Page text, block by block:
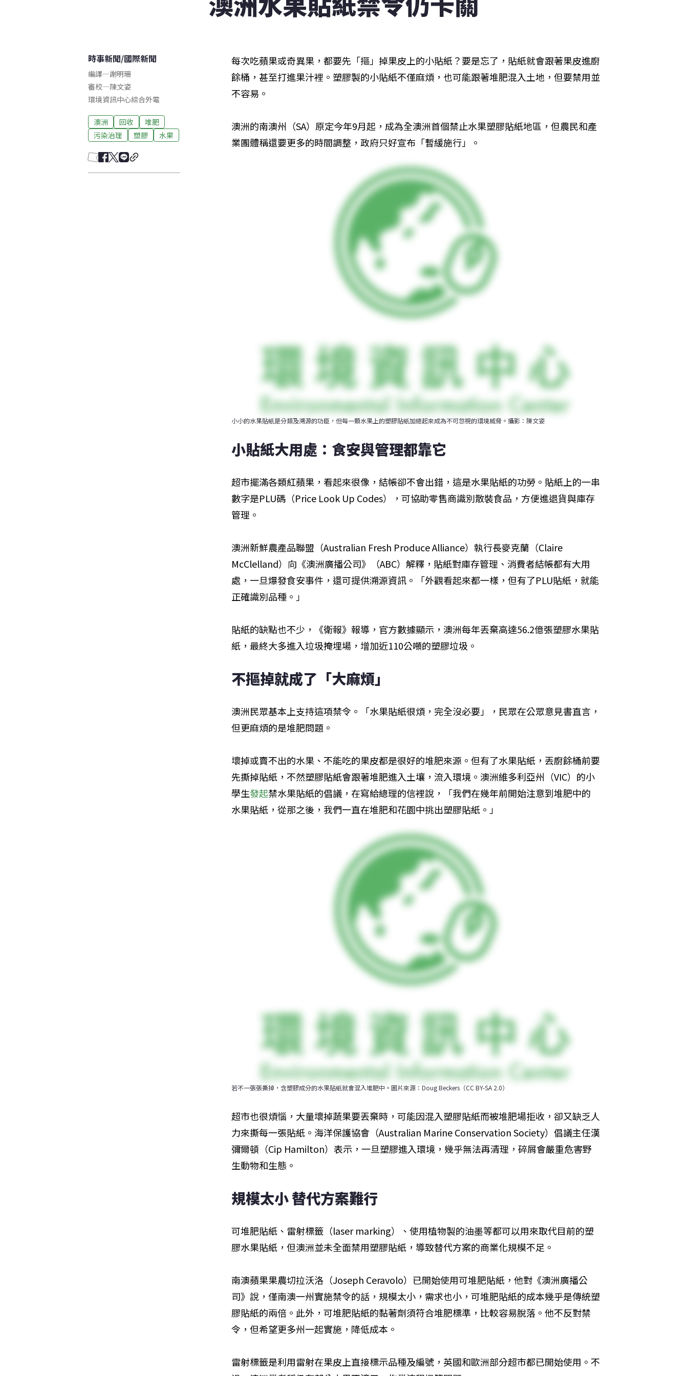
時事新聞/國際新聞
編譯—謝明珊
審校—陳文姿
環境資訊中心綜合外電
澳洲 回收
堆肥
污染治理
塑膠 水果
每次吃蘋果或奇異果，都要先「摳」掉果皮上的小貼紙？要是忘了，貼紙就會跟著果皮進廚
餘桶，甚至打進果汁裡。塑膠製的小貼紙不僅麻煩，也可能跟著堆肥混入土地，但要禁用並
不容易。
澳洲的南澳州（SA）原定今年9月起，成為全澳洲首個禁止水果塑膠貼紙地區，但農民和產
業團體稱還要更多的時間調整，政府只好宣布「暫緩施行」。
小小的水果貼紙是分類及溯源的功臣，但每一顆水果上的塑膠貼紙加總起來成為不可忽視的環境威脅。攝影：陳文姿
小貼紙大用處：食安與管理都靠它
超市擺滿各類紅蘋果，看起來很像，結帳卻不會出錯，這是水果貼紙的功勞。貼紙上的一串
數字是PLU碼（Price Look Up Codes），可協助零售商識別散裝食品，方便進退貨與庫存
管理。
澳洲新鮮農產品聯盟（Australian Fresh Produce Alliance）執行長麥克蘭（Claire
McClelland）向《澳洲廣播公司》（ABC）解釋，貼紙對庫存管理、消費者結帳都有大用
處，一旦爆發食安事件，還可提供溯源資訊。「外觀看起來都一樣，但有了PLU貼紙，就能
正確識別品種。」
貼紙的缺點也不少，《衛報》報導，官方數據顯示，澳洲每年丟棄高達56.2億張塑膠水果貼
紙，最終大多進入垃圾掩埋場，增加近110公噸的塑膠垃圾。
不摳掉就成了「大麻煩」
澳洲民眾基本上支持這項禁令。「水果貼紙很煩，完全沒必要」，民眾在公眾意見書直言，
但更麻煩的是堆肥問題。
壞掉或賣不出的水果、不能吃的果皮都是很好的堆肥來源。但有了水果貼紙，丟廚餘桶前要
先撕掉貼紙，不然塑膠貼紙會跟著堆肥進入土壤，流入環境。澳洲維多利亞州（VIC）的小
學生發起禁水果貼紙的倡議，在寫給總理的信裡說，「我們在幾年前開始注意到堆肥中的
水果貼紙，從那之後，我們一直在堆肥和花園中挑出塑膠貼紙。」
若不一張張撕掉，含塑膠成分的水果貼紙就會混入堆肥中。圖片來源：Doug Beckers（CC BY-SA 2.0）
超市也很煩惱，大量壞掉蔬果要丟棄時，可能因混入塑膠貼紙而被堆肥場拒收，卻又缺乏人
力來撕每一張貼紙。海洋保護協會（Australian Marine Conservation Society）倡議主任漢
彌爾頓（Cip Hamilton）表示，一旦塑膠進入環境，幾乎無法再清理，碎屑會嚴重危害野
生動物和生態。
規模太小 替代方案難行
可堆肥貼紙、雷射標籤（laser marking）、使用植物製的油墨等都可以用來取代目前的塑
膠水果貼紙，但澳洲並未全面禁用塑膠貼紙，導致替代方案的商業化規模不足。
南澳蘋果果農切拉沃洛（Joseph Ceravolo）已開始使用可堆肥貼紙，他對《澳洲廣播公
司》說，僅南澳一州實施禁令的話，規模太小，需求也小，可堆肥貼紙的成本幾乎是傳統塑
膠貼紙的兩倍。此外，可堆肥貼紙的黏著劑須符合堆肥標準，比較容易脫落。他不反對禁
令，但希望更多州一起實施，降低成本。
雷射標籤是利用雷射在果皮上直接標示品種及編號，英國和歐洲部分超市都已開始使用。不